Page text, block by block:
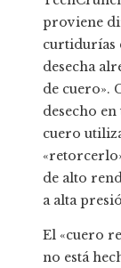
proviene
curtidurías
desecha
de cuero».
desecho
cuero
de alto
a alta
El «cuero
no está